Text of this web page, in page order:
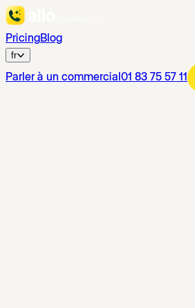
PricingBlog
fr
Parler à un commercial 01 83 75 57 11